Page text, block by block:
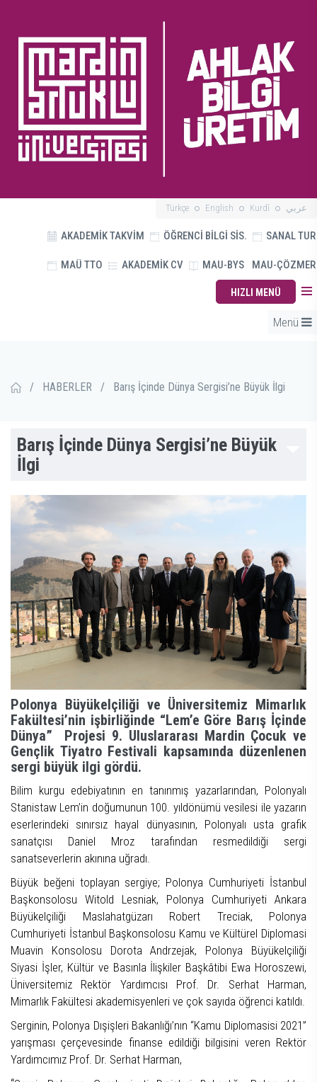
Türkçe English Kurdî عربي
AKADEMİK TAKVİM ÖĞRENCİ BİLGİ SİS. SANAL TUR
MAÜ TTO AKADEMİK CV MAU-BYS MAU-ÇÖZMER
HIZLI MENÜ
Menü
/ HABERLER / Barış İçinde Dünya Sergisi’ne Büyük İlgi
Barış İçinde Dünya Sergisi’ne Büyük
İlgi
Polonya Büyükelçiliği ve Üniversitemiz Mimarlık
Fakültesi’nin işbirliğinde “Lem’e Göre Barış İçinde
Dünya” Projesi 9. Uluslararası Mardin Çocuk ve
Gençlik Tiyatro Festivali kapsamında düzenlenen
sergi büyük ilgi gördü.
Bilim kurgu edebiyatının en tanınmış yazarlarından, Polonyalı
Stanistaw Lem’in doğumunun 100. yıldönümü vesilesi ile yazarın
eserlerindeki sınırsız hayal dünyasının, Polonyalı usta grafik
sanatçısı Daniel Mroz tarafından resmedildiği sergi
sanatseverlerin akınına uğradı.
Büyük beğeni toplayan sergiye; Polonya Cumhuriyeti İstanbul
Başkonsolosu Witold Lesniak, Polonya Cumhuriyeti Ankara
Büyükelçiliği Maslahatgüzarı Robert Treciak, Polonya
Cumhuriyeti İstanbul Başkonsolosu Kamu ve Kültürel Diplomasi
Muavin Konsolosu Dorota Andrzejak, Polonya Büyükelçiliği
Siyasi İşler, Kültür ve Basınla İlişkiler Başkâtibi Ewa Horoszewi,
Üniversitemiz Rektör Yardımcısı Prof. Dr. Serhat Harman,
Mimarlık Fakültesi akademisyenleri ve çok sayıda öğrenci katıldı.
Serginin, Polonya Dışişleri Bakanlığı’nın “Kamu Diplomasisi 2021”
yarışması çerçevesinde finanse edildiği bilgisini veren Rektör
Yardımcımız Prof. Dr. Serhat Harman,